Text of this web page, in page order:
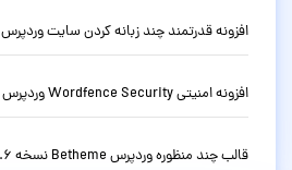
افزونه قدرتمند چند زبانه کردن سایت وردپرس WPML نسخه 4.9.6
افزونه امنیتی Wordfence Security وردپرس نسخه 8.1.4
قالب چند منظوره وردپرس Betheme نسخه 28.5.6